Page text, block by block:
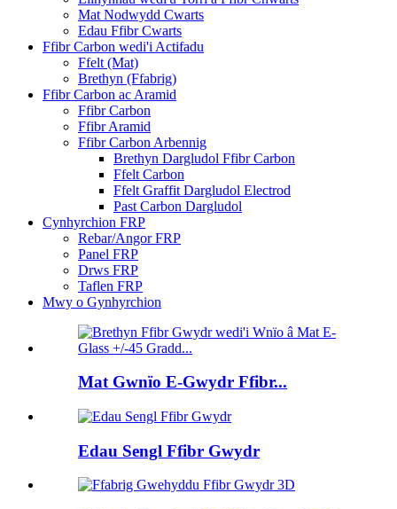
Mat Nodwydd Cwarts
Edau Ffibr Cwarts
Ffibr Carbon wedi'i Actifadu
Ffelt (Mat)
Brethyn (Ffabrig)
Ffibr Carbon ac Aramid
Ffibr Carbon
Ffibr Aramid
Ffibr Carbon Arbennig
Brethyn Dargludol Ffibr Carbon
Ffelt Carbon
Ffelt Graffit Dargludol Electrod
Past Carbon Dargludol
Cynhyrchion FRP
Rebar/Angor FRP
Panel FRP
Drws FRP
Taflen FRP
Mwy o Gynhyrchion
Mat Gwnïo E-Gwydr Ffibr...
Edau Sengl Ffibr Gwydr